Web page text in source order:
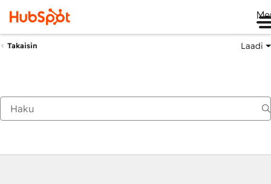
Takaisin Laadi